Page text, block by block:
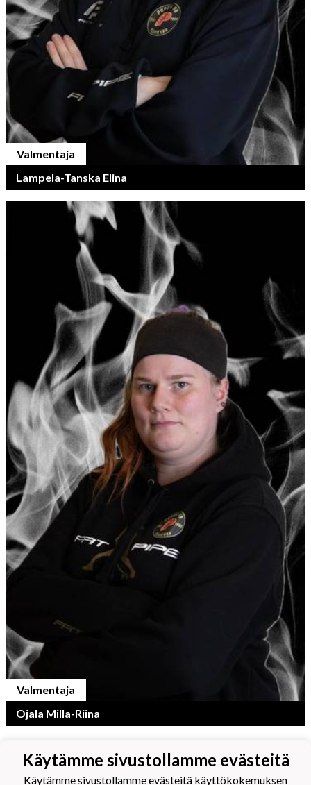
Valmentaja
Lampela-Tanska Elina
Valmentaja
Ojala Milla-Riina
Käytämme sivustollamme evästeitä
Käytämme sivustollamme evästeitä käyttökokemuksen